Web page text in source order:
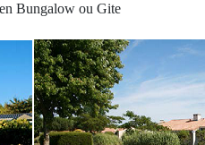
Bungalow ou Gite